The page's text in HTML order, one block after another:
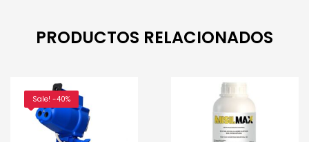
PRODUCTOS RELACIONADOS
Sale! -40%